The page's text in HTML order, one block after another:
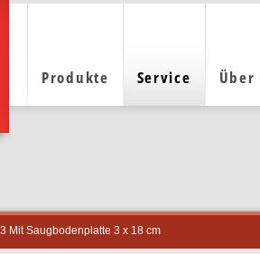
Produkte Service Über
Mit Saugbodenplatte 3 x 18 cm